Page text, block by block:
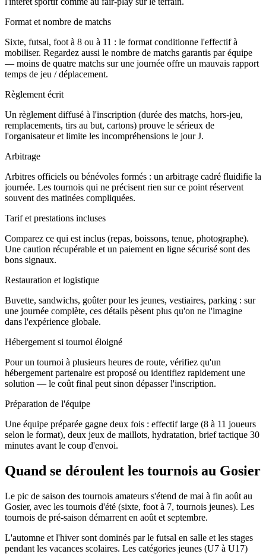
Format et nombre de matchs
Sixte, futsal, foot à 8 ou à 11 : le format conditionne l'effectif à
mobiliser. Regardez aussi le nombre de matchs garantis par équipe
— moins de quatre matchs sur une journée offre un mauvais rapport
temps de jeu / déplacement.
Règlement écrit
Un règlement diffusé à l'inscription (durée des matchs, hors-jeu,
remplacements, tirs au but, cartons) prouve le sérieux de
l'organisateur et limite les incompréhensions le jour J.
Arbitrage
Arbitres officiels ou bénévoles formés : un arbitrage cadré fluidifie la
journée. Les tournois qui ne précisent rien sur ce point réservent
souvent des matinées compliquées.
Tarif et prestations incluses
Comparez ce qui est inclus (repas, boissons, tenue, photographe).
Une caution récupérable et un paiement en ligne sécurisé sont des
bons signaux.
Restauration et logistique
Buvette, sandwichs, goûter pour les jeunes, vestiaires, parking : sur
une journée complète, ces détails pèsent plus qu'on ne l'imagine
dans l'expérience globale.
Hébergement si tournoi éloigné
Pour un tournoi à plusieurs heures de route, vérifiez qu'un
hébergement partenaire est proposé ou identifiez rapidement une
solution — le coût final peut sinon dépasser l'inscription.
Préparation de l'équipe
Une équipe préparée gagne deux fois : effectif large (8 à 11 joueurs
selon le format), deux jeux de maillots, hydratation, brief tactique 30
minutes avant le coup d'envoi.
Quand se déroulent les tournois au Gosier
Le pic de saison des tournois amateurs s'étend de mai à fin août au
Gosier, avec les tournois d'été (sixte, foot à 7, tournois jeunes). Les
tournois de pré-saison démarrent en août et septembre.
L'automne et l'hiver sont dominés par le futsal en salle et les stages
pendant les vacances scolaires. Les catégories jeunes (U7 à U17)